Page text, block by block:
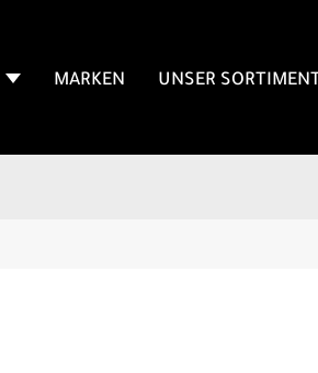
MARKEN UNSER SORTIMENT